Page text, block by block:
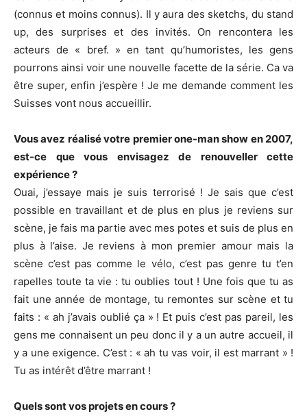
(connus et moins connus). Il y aura des sketchs, du stand
up, des surprises et des invités. On rencontera les
acteurs de « bref. » en tant qu’humoristes, les gens
pourrons ainsi voir une nouvelle facette de la série. Ca va
être super, enfin j’espère ! Je me demande comment les
Suisses vont nous accueillir.
Vous avez réalisé votre premier one-man show en 2007,
est-ce que vous envisagez de renouveller cette
expérience ?
Ouai, j’essaye mais je suis terrorisé ! Je sais que c’est
possible en travaillant et de plus en plus je reviens sur
scène, je fais ma partie avec mes potes et suis de plus en
plus à l’aise. Je reviens à mon premier amour mais la
scène c’est pas comme le vélo, c’est pas genre tu t’en
rapelles toute ta vie : tu oublies tout ! Une fois que tu as
fait une année de montage, tu remontes sur scène et tu
faits : « ah j’avais oublié ça » ! Et puis c’est pas pareil, les
gens me connaisent un peu donc il y a un autre accueil, il
y a une exigence. C’est : « ah tu vas voir, il est marrant » !
Tu as intérêt d’être marrant !
Quels sont vos projets en cours ?